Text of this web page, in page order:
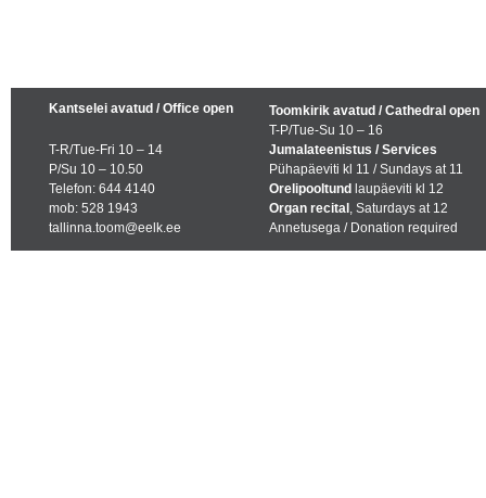
Kantselei avatud / Office open
T-R/Tue-Fri 10 – 14
P/Su 10 – 10.50
Telefon: 644 4140
mob: 528 1943
tallinna.toom@eelk.ee
Toomkirik avatud / Cathedral open
T-P/Tue-Su 10 – 16
Jumalateenistus / Services
Pühapäeviti kl 11 / Sundays at 11
Orelipooltund laupäeviti kl 12
Organ recital , Saturdays at 12
Annetusega / Donation required